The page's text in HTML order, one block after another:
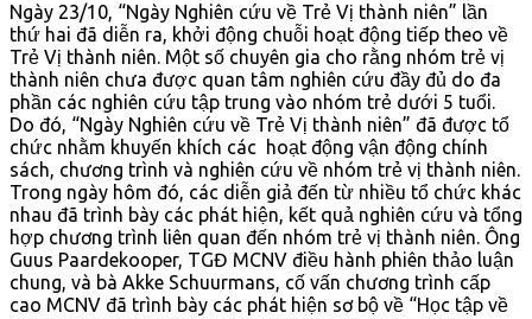
Ngày 23/10, “Ngày Nghiên cứu về Trẻ Vị thành niên” lần
thứ hai đã diễn ra, khởi động chuỗi hoạt động tiếp theo về
Trẻ Vị thành niên. Một số chuyên gia cho rằng nhóm trẻ vị
thành niên chưa được quan tâm nghiên cứu đầy đủ do đa
phần các nghiên cứu tập trung vào nhóm trẻ dưới 5 tuổi.
Do đó, “Ngày Nghiên cứu về Trẻ Vị thành niên” đã được tổ
chức nhằm khuyến khích các hoạt động vận động chính
sách, chương trình và nghiên cứu về nhóm trẻ vị thành niên.
Trong ngày hôm đó, các diễn giả đến từ nhiều tổ chức khác
nhau đã trình bày các phát hiện, kết quả nghiên cứu và tổng
hợp chương trình liên quan đến nhóm trẻ vị thành niên. Ông
Guus Paardekooper, TGĐ MCNV điều hành phiên thảo luận
chung, và bà Akke Schuurmans, cố vấn chương trình cấp
cao MCNV đã trình bày các phát hiện sơ bộ về “Học tập về